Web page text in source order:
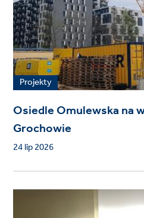
Projekty
Osiedle Omulewska na
Grochowie
24 lip 2026